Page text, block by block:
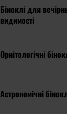
Біноклі для
видимості
Орнітологічні
Астрономічні